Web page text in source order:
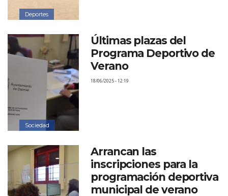
Deportes
Sociedad
Últimas plazas del
Programa Deportivo de
Verano
18/06/2025 - 12:19
Arrancan las
inscripciones para la
programación deportiva
municipal de verano